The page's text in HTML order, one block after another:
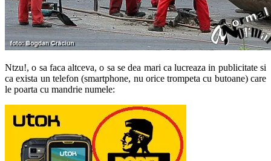
Ntzu!, o sa faca altceva, o sa se dea mari ca lucreaza in publicitate si
ca exista un telefon (smartphone, nu orice trompeta cu butoane) care
le poarta cu mandrie numele: